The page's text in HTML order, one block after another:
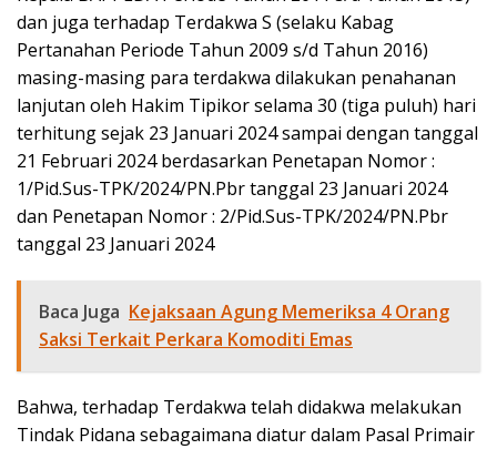
dan juga terhadap Terdakwa S (selaku Kabag
Pertanahan Periode Tahun 2009 s/d Tahun 2016)
masing-masing para terdakwa dilakukan penahanan
lanjutan oleh Hakim Tipikor selama 30 (tiga puluh) hari
terhitung sejak 23 Januari 2024 sampai dengan tanggal
21 Februari 2024 berdasarkan Penetapan Nomor :
1/Pid.Sus-TPK/2024/PN.Pbr tanggal 23 Januari 2024
dan Penetapan Nomor : 2/Pid.Sus-TPK/2024/PN.Pbr
tanggal 23 Januari 2024
Baca Juga Kejaksaan Agung Memeriksa 4 Orang
Saksi Terkait Perkara Komoditi Emas
Bahwa, terhadap Terdakwa telah didakwa melakukan
Tindak Pidana sebagaimana diatur dalam Pasal Primair